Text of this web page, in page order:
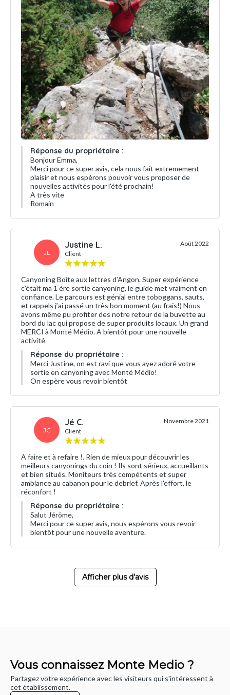
Réponse du propriétaire :
Bonjour Emma,
Merci pour ce super avis, cela nous fait extremement
plaisir et nous espérons pouvoir vous proposer de
nouvelles activités pour l'été prochain!
A très vite
Romain
JL
Justine L.
Client
Août 2022
Canyoning Boîte aux lettres d’Angon. Super expérience
c’était ma 1 ère sortie canyoning, le guide met vraiment en
confiance. Le parcours est génial entre toboggans, sauts,
et rappels j’ai passé un très bon moment (au frais!) Nous
avons même pu profiter des notre retour de la buvette au
bord du lac qui propose de super produits locaux. Un grand
MERCI à Monté Médio. A bientôt pour une nouvelle
activité
Réponse du propriétaire :
Merci Justine, on est ravi que vous ayez adoré votre
sortie en canyoning avec Monté Médio!
On espère vous revoir bientôt
JC
Jé C.
Client
Novembre 2021
A faire et à refaire !. Rien de mieux pour découvrir les
meilleurs canyonings du coin ! Ils sont sérieux, accueillants
et bien situés. Moniteurs très compétents et super
ambiance au cabanon pour le debrief. Après l'effort, le
réconfort !
Réponse du propriétaire :
Salut Jérôme,
Merci pour ce super avis, nous espérons vous revoir
bientôt pour une nouvelle aventure.
Afficher plus d'avis
Vous connaissez Monte Medio ?
Partagez votre expérience avec les visiteurs qui s'intéressent à
cet établissement.